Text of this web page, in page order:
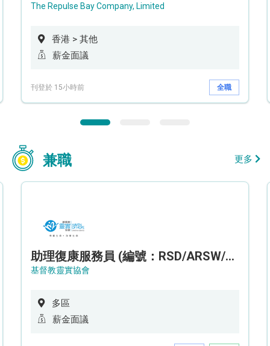
The Repulse Bay Company, Limited
香港 > 其他
薪金面議
刊登於 15小時前 全職
兼職 更多
助理復康服務員 (編號：RSD/ARSW/CTE)
基督教靈實協會
多區
薪金面議